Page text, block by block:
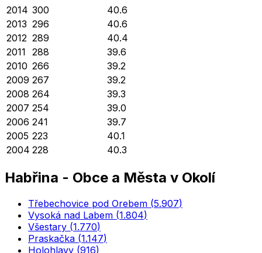
2014 300
40.6
2013 296
40.6
2012 289
40.4
2011 288
39.6
2010 266
39.2
2009 267
39.2
2008 264
39.3
2007 254
39.0
2006 241
39.7
2005 223
40.1
2004 228 40.3
Habřina - Obce a Města v Okolí
Třebechovice pod Orebem (5.907)
Vysoká nad Labem (1.804)
Všestary (1.770)
Praskačka (1.147)
Holohlavy (916)